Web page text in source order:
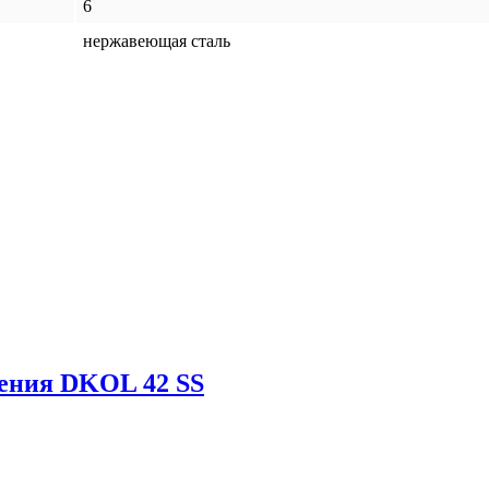
6
нержавеющая сталь
DKOL 42 SS